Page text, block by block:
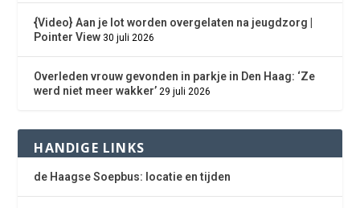
{Video} Aan je lot worden overgelaten na jeugdzorg |
Pointer View 30 juli 2026
Overleden vrouw gevonden in parkje in Den Haag: ‘Ze
werd niet meer wakker’ 29 juli 2026
HANDIGE LINKS
de Haagse Soepbus: locatie en tijden